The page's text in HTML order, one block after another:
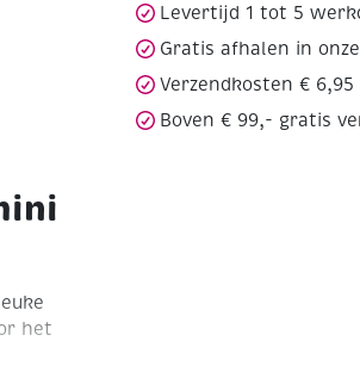
het
Levertijd 1 tot 5
Gratis afhalen in
Verzendkosten € 6,95
Boven € 99,- gratis